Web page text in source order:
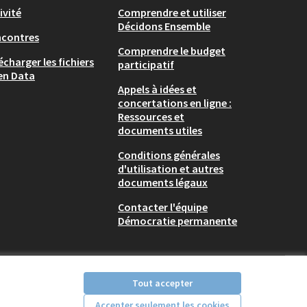
Tout accepter
les fichiers
Data
Comprendre et utiliser
Décidons Ensemble
Comprendre le budget
participatif
Appels à idées et
concertations en ligne :
Ressources et
documents utiles
Conditions générales
d'utilisation et autres
documents légaux
Contacter l'équipe
Démocratie permanente